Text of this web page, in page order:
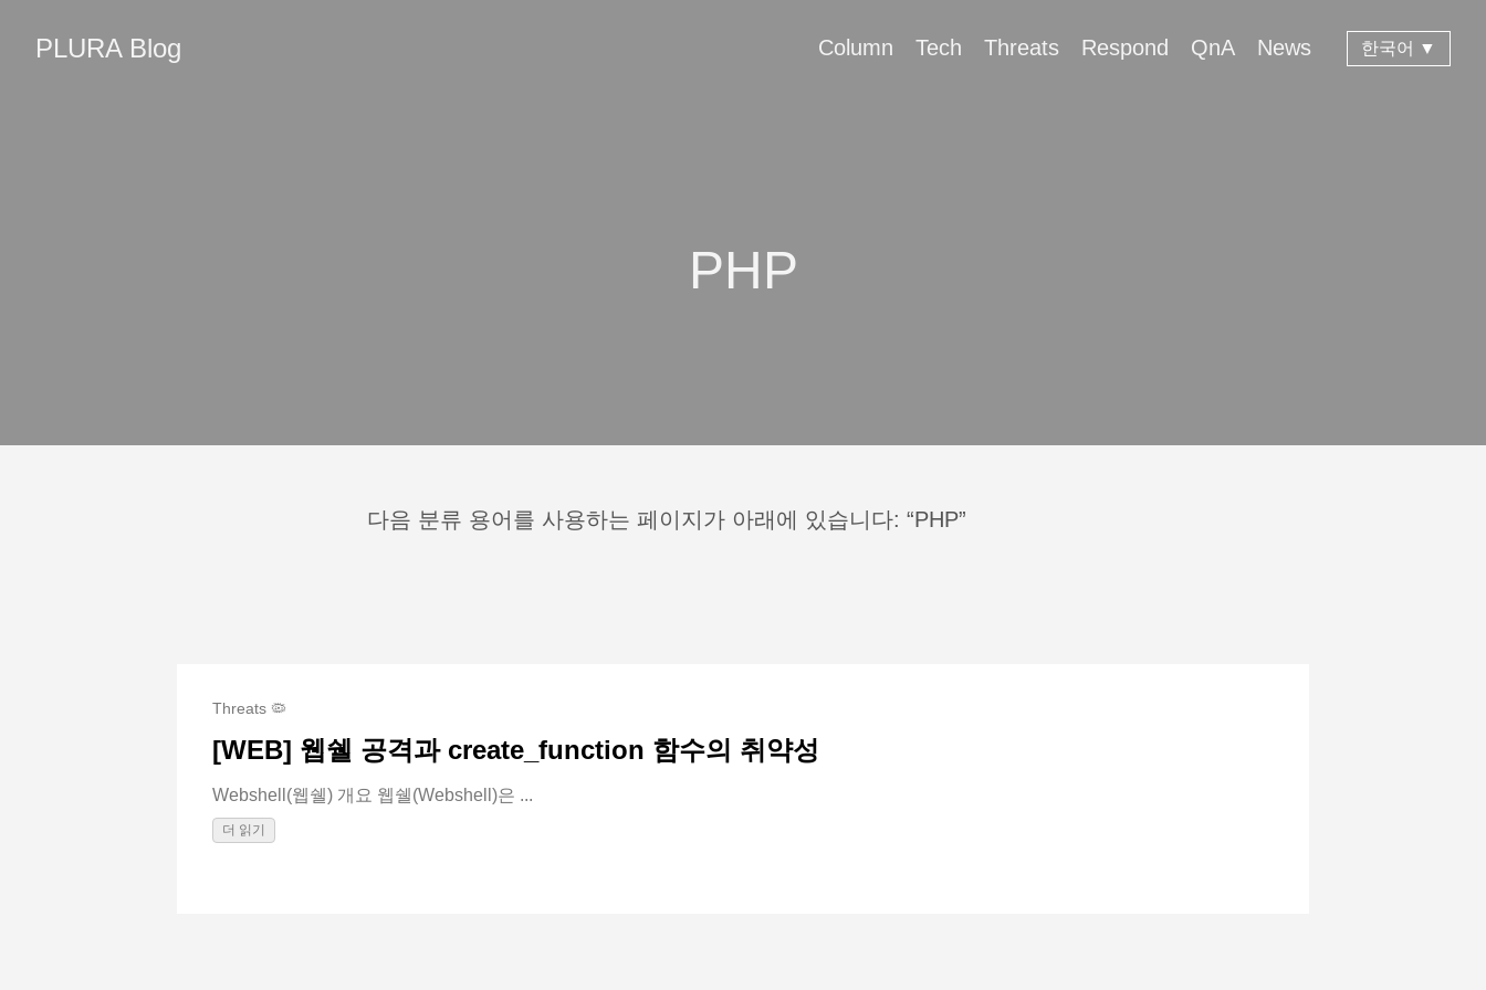
PLURA Blog Column Tech Threats Respond QnA News 한국어 ▼
PHP
다음 분류 용어를 사용하는 페이지가 아래에 있습니다: “PHP”
Threats 🦠
[WEB] 웹쉘 공격과 create_function 함수의 취약성
Webshell(웹쉘) 개요 웹쉘(Webshell)은 ...
더 읽기